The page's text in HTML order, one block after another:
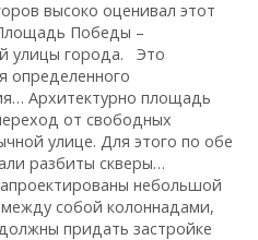
высоко оценивал этот
Победы –
улицы города. Это
определенного
Архитектурно площадь
от свободных
улице. Для этого по обе
разбиты скверы…
небольшой
собой колоннадами,
придать застройке